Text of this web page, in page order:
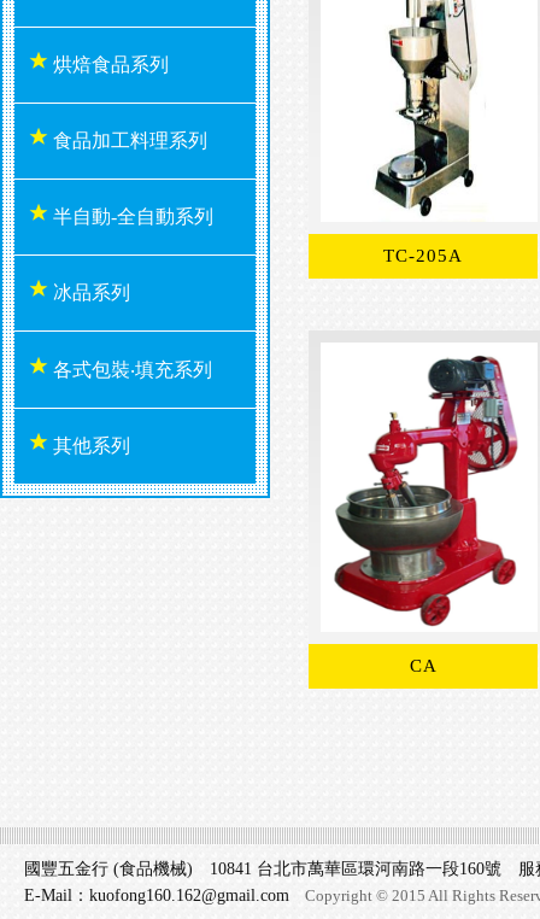
烘焙食品系列
食品加工料理系列
半自動-全自動系列
冰品系列
各式包裝‧填充系列
其他系列
TC-205A
CA
國豐五金行 (食品機械) 10841 台北市萬華區環河南路一段160號 服
E-Mail：kuofong160.162@gmail.com Copyright © 2015 All Rights